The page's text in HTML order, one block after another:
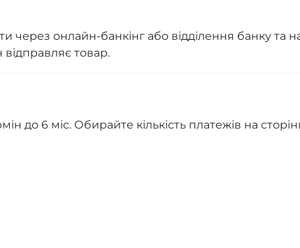
через онлайн-банкінг або відділення банку та
товар.
до 6 міс. Обирайте кількість платежів на